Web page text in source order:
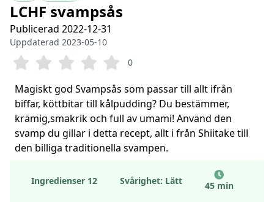
LCHF svampsås
Publicerad 2022-12-31
Uppdaterad 2023-05-10
0
Magiskt god Svampsås som passar till allt ifrån
biffar, köttbitar till kålpudding? Du bestämmer,
krämig,smakrik och full av umami! Använd den
svamp du gillar i detta recept, allt i från Shiitake till
den billiga traditionella svampen.
Ingredienser 12 Svårighet: Lätt 45 min